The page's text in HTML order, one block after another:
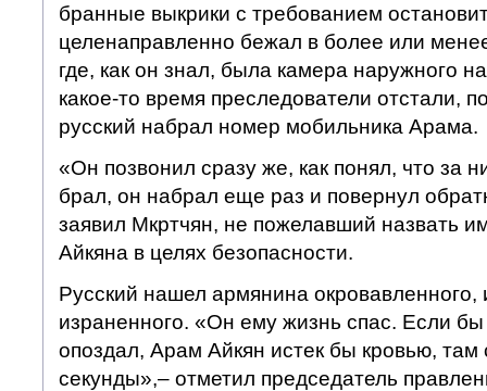
бранные выкрики с требованием
целенаправленно бежал в более или
где, как он знал, была камера наружного
какое-то время преследователи отстали,
русский набрал номер мобильника Арама.
«Он позвонил сразу же, как понял, что за
брал, он набрал еще раз и повернул
заявил Мкртчян, не пожелавший назвать
Айкяна в целях безопасности.
Русский нашел армянина окровавленного,
израненного. «Он ему жизнь спас. Если бы
опоздал, Арам Айкян истек бы кровью, там
секунды»,– отметил председатель